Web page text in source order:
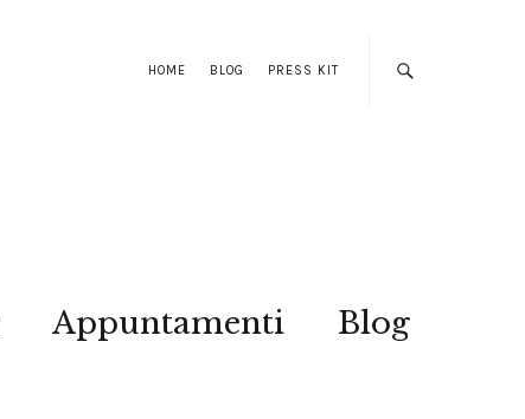
HOME BLOG PRESS KIT
Appuntamenti Blog